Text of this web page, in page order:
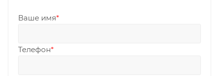
Ваше имя*
Телефон*